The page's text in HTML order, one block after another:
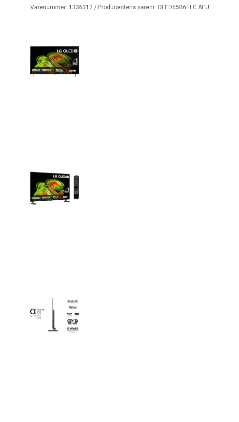
Varenummer: 1336312 / Producentens varenr: OLED55B6ELC.AEU